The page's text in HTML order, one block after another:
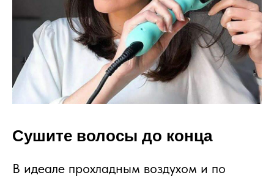
Сушите волосы до конца
В идеале прохладным воздухом и по